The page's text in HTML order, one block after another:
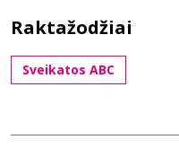
Raktažodžiai
Sveikatos ABC